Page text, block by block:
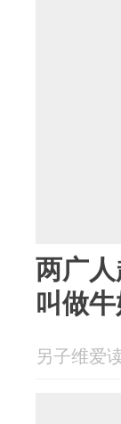
两广
叫做
另子维爱